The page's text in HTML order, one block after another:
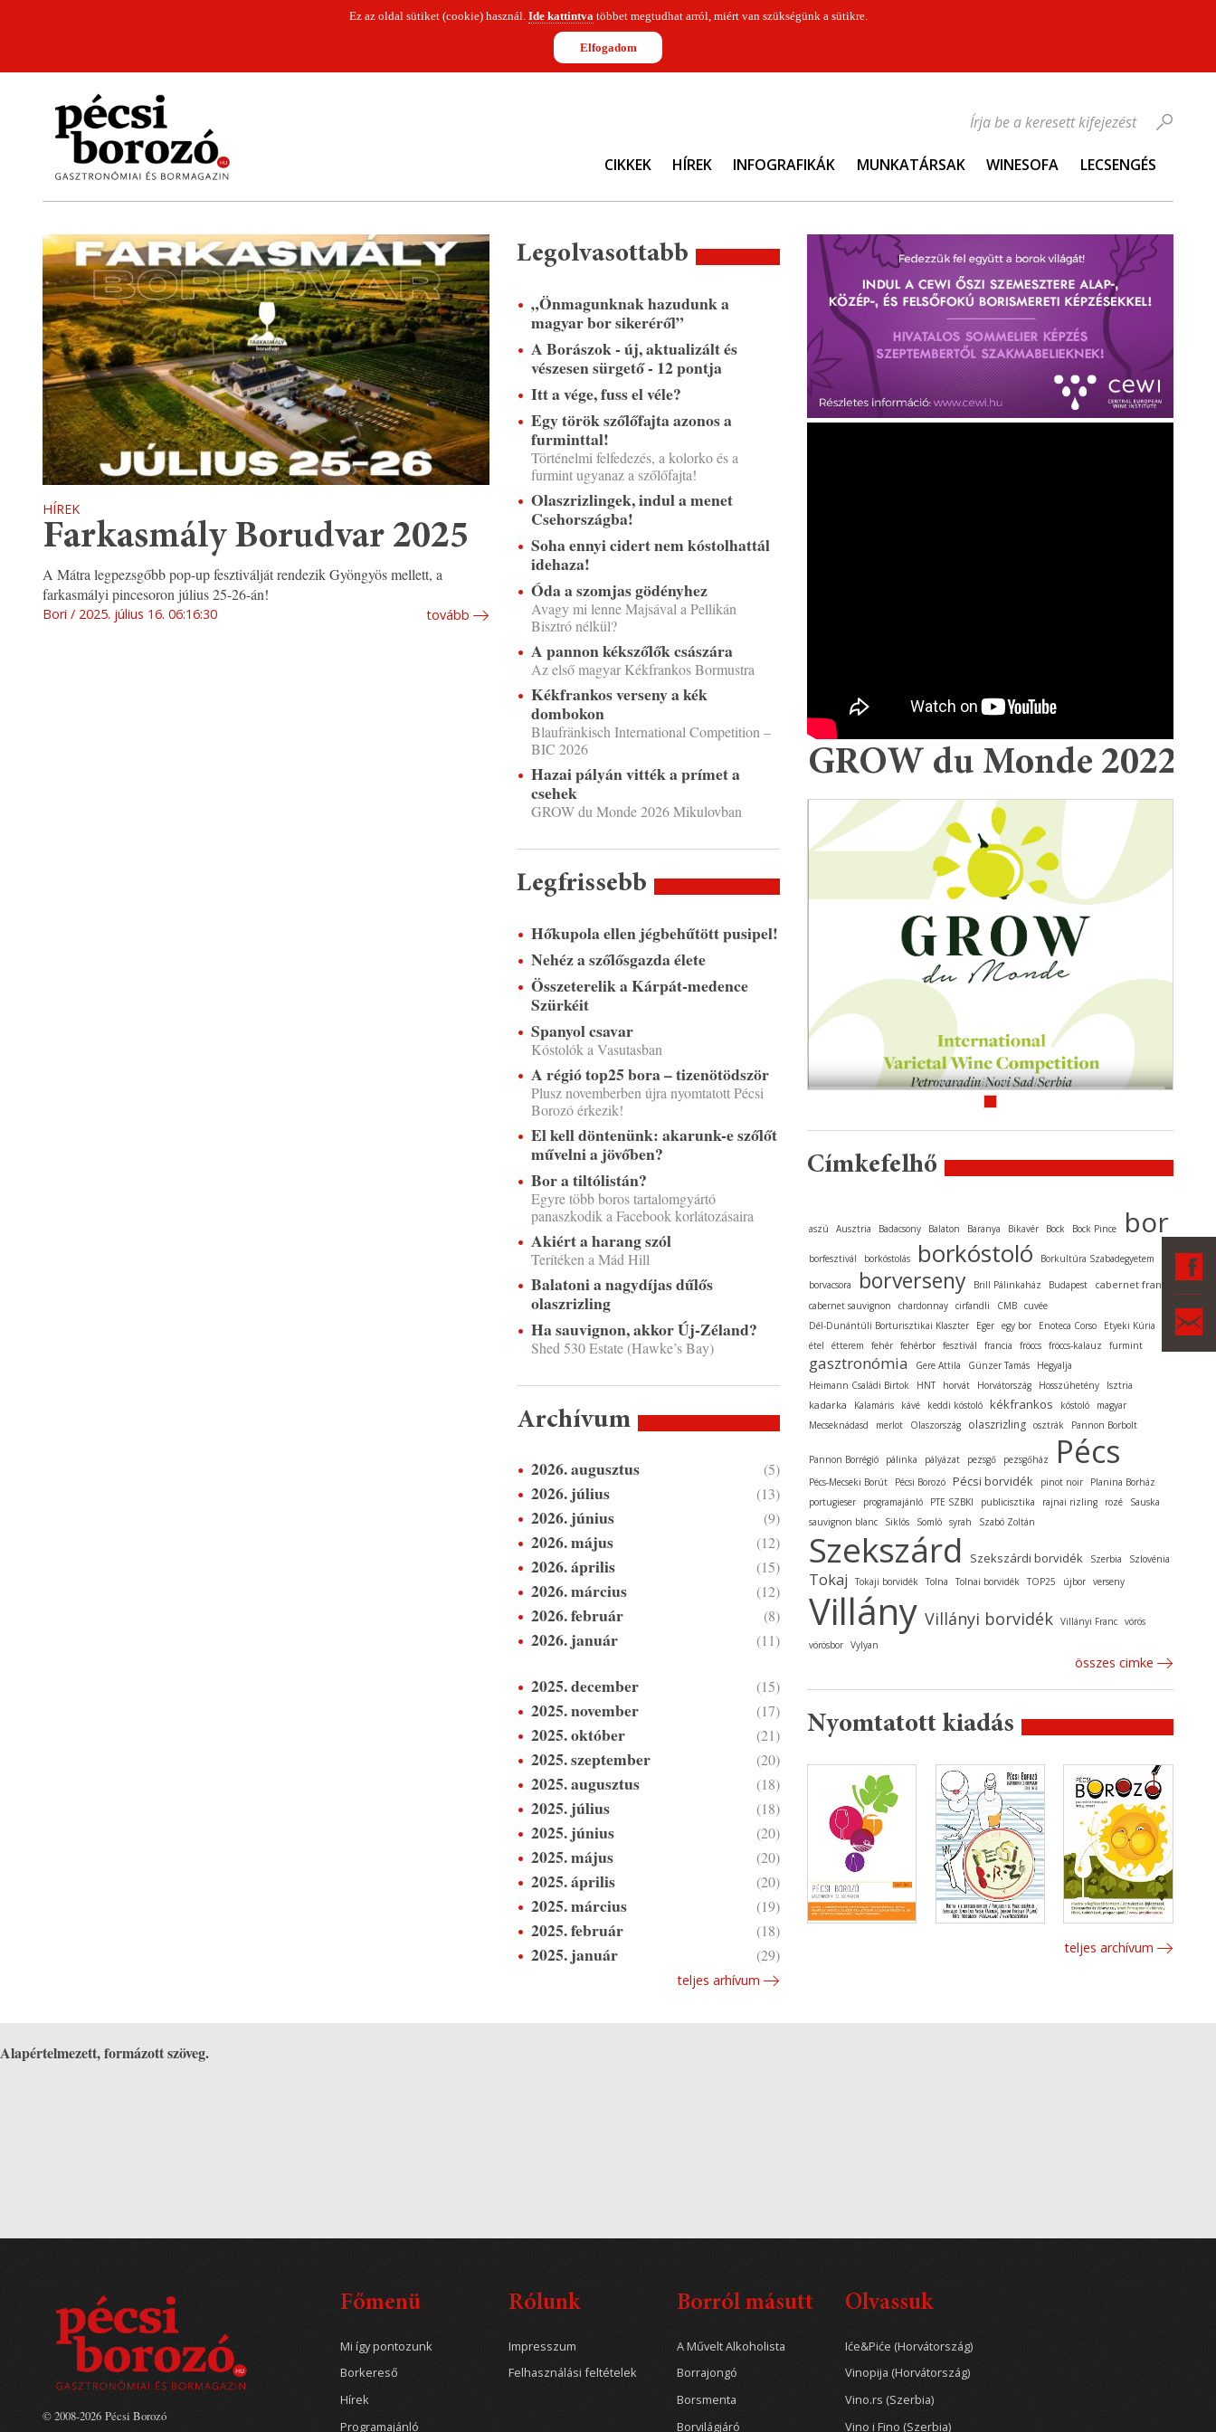
Ez az oldal sütiket (cookie) használ. Ide kattintvatöbbet megtudhat arról, miért van szükségünk a sütikre.
Elfogadom
CIKKEK HÍREK INFOGRAFIKÁK MUNKATÁRSAK WINESOFA LECSENGÉS
Írja be a keresett kifejezést
HÍREK
Farkasmály Borudvar 2025
A Mátra legpezsgőbb pop-up fesztiválját rendezik Gyöngyös mellett, a
farkasmályi pincesoron július 25-26-án!
Bori 2025. július 16. 06:16:30 tovább
Legolvasottabb
„Önmagunknak hazudunk a
magyar bor sikeréről”
A Borászok - új, aktualizált és
vészesen sürgető - 12 pontja
Itt a vége, fuss el véle?
Egy török szőlőfajta azonos a
furminttal!
Történelmi felfedezés, a kolorko és a
furmint ugyanaz a szőlőfajta!
Olaszrizlingek, indul a menet
Csehországba!
Soha ennyi cidert nem kóstolhattál
idehaza!
Óda a szomjas gödényhez
Avagy mi lenne Majsával a Pellikán
Bisztró nélkül?
A pannon kékszőlők császára
Az első magyar Kékfrankos Bormustra
Kékfrankos verseny a kék
dombokon
Blaufränkisch International Competition –
BIC 2026
Hazai pályán vitték a prímet a
csehek
GROW du Monde 2026 Mikulovban
Legfrissebb
Hőkupola ellen jégbehűtött pusipel!
Nehéz a szőlősgazda élete
Összeterelik a Kárpát-medence
Szürkéit
Spanyol csavar
Kóstolók a Vasutasban
A régió top25 bora – tizenötödször
Plusz novemberben újra nyomtatott Pécsi
Borozó érkezik!
El kell döntenünk: akarunk-e szőlőt
művelni a jövőben?
Bor a tiltólistán?
Egyre több boros tartalomgyártó
panaszkodik a Facebook korlátozásaira
Akiért a harang szól
Terítéken a Mád Hill
Balatoni a nagydíjas dűlős
olaszrizling
Ha sauvignon, akkor Új-Zéland?
Shed 530 Estate (Hawke’s Bay)
Archívum
2026. augusztus (5)
2026. július (13)
2026. június (9)
2026. május (12)
2026. április (15)
2026. március (12)
2026. február (8)
2026. január (11)
2025. december (15)
2025. november (17)
2025. október (21)
2025. szeptember (20)
2025. augusztus (18)
2025. július (18)
2025. június (20)
2025. május (20)
2025. április (20)
2025. március (19)
2025. február (18)
2025. január (29)
teljes arhívum
GROW du Monde 2022
Címkefelhő
aszú Ausztria Badacsony Balaton Baranya Bikavér Bock Bock Pince bor
borfesztivál borkóstolás borkóstoló Borkultúra Szabadegyetem
borvacsora borverseny Brill Pálinkaház Budapest cabernet franc
cabernet sauvignon chardonnay cirfandli CMB cuvée
Dél-Dunántúli Borturisztikai Klaszter
Eger egy bor Enoteca Corso
Etyeki Kúria
étel
étterem fehér fehérbor fesztivál francia fröccs fröccs-kalauz furmint
gasztronómia Gere Attila Günzer Tamás
Hegyalja
Heimann Családi Birtok
HNT horvát Horvátország Hosszúhetény Isztria
kadarka Kalamáris kávé keddi kóstoló kékfrankos kóstoló
magyar
Mecseknádasd
merlot Olaszország olaszrizling osztrák Pannon Borbolt
Pannon Borrégió pálinka pályázat pezsgő pezsgőház Pécs
Pécs-Mecseki Borút Pécsi Borozó Pécsi borvidék pinot noir
Planina Borház
portugieser
programajánló PTE SZBKI publicisztika rajnai rizling rozé
Sauska
sauvignon blanc
Siklós Somló syrah Szabó Zoltán
Szekszárd Szekszárdi borvidék Szerbia Szlovénia
Tokaj Tokaji borvidék Tolna Tolnai borvidék TOP25 újbor verseny
Villány Villányi borvidék Villányi Franc vörös
vörösbor Vylyan
összes cimke
Nyomtatott kiadás
teljes archívum
Alapértelmezett, formázott szöveg.
Főmenü
Mi így pontozunk
Borkereső
Hírek
Programajánló
Rólunk
Impresszum
Felhasználási feltételek
Borról másutt
A Művelt Alkoholista
Borrajongó
Borsmenta
Borvilágjáró
Olvassuk
Iće&Piće (Horvátország)
Vinopija (Horvátország)
Vino.rs (Szerbia)
Vino i Fino (Szerbia)
© 2008-2026 Pécsi Borozó